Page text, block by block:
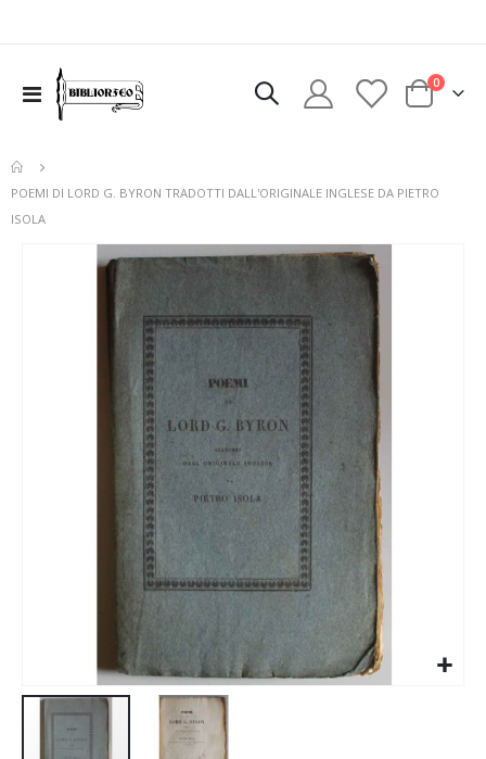
Toggle
Nav
Cart
0elementi
POEMI DI LORD G. BYRON TRADOTTI DALL'ORIGINALE INGLESE DA PIETRO
ISOLA